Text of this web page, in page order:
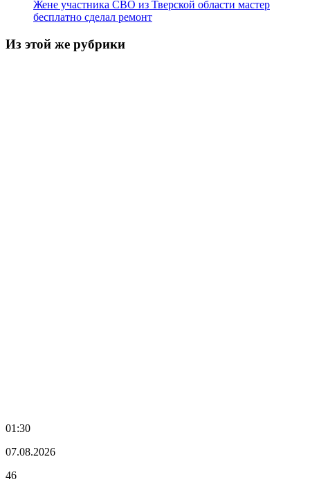
Жене участника СВО из Тверской области мастер
бесплатно сделал ремонт
Из этой же рубрики
01:30
07.08.2026
46